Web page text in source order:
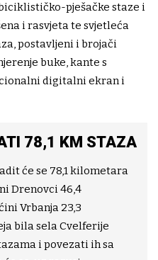
pješačke staze i
i rasvjeta te svjetleća
postavljeni i brojači
buke, kante s
digitalni ekran i
78,1 KM STAZA
će se 78,1 kilometara
Drenovci 46,4
Vrbanja 23,3
bila sela Cvelferije
i povezati ih sa